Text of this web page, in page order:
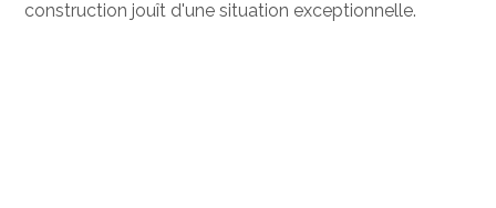
construction jouît d'une situation exceptionnelle.